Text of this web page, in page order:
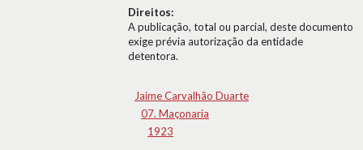
Direitos:
A publicação, total ou parcial, deste documento
exige prévia autorização da entidade
detentora.
Jaime Carvalhão Duarte
07. Maçonaria
1923